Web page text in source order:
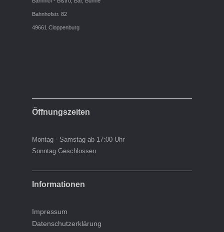
Bahnhofstr. 82
49661 Cloppenburg
Öffnungszeiten
Montag - Samstag ab 17:00 Uhr
Sonntag Geschlossen
Informationen
Impressum
Datenschutzerklärung